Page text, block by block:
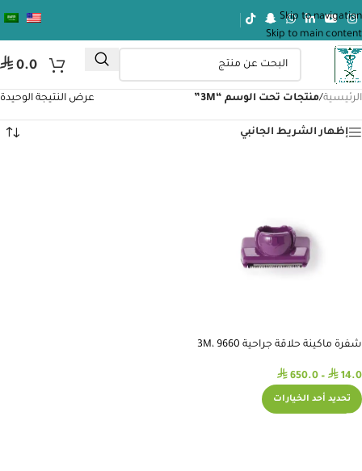
Skip to navigation
Skip to main content
⃁ 0.0
الرئيسية/منتجات تحت الوسم “3M” عرض النتيجة الوحيدة
إظهار الشريط الجانبي
شفرة ماكينة حلاقة جراحية 3M، 9660
⃁ 14.0
–
⃁ 650.0
تحديد أحد الخيارات